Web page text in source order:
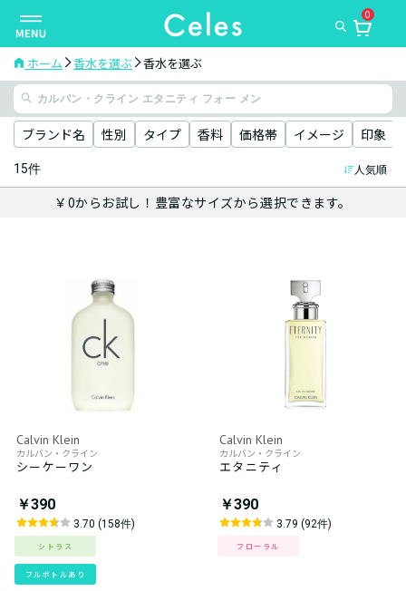
ナ
ビ
ゲ
ー
シ
ョ
ン
を
0
ホーム 香水を選ぶ 香水を選ぶ
ブランド名 性別 タイプ 香料 価格帯 イメージ 印象
15件 人気順
￥0からお試し！豊富なサイズから選択できます。
Calvin Klein
カルバン・クライン
シーケーワン
￥390
3.70 (158件)
シトラス
フルボトルあり
Calvin Klein
カルバン・クライン
エタニティ
￥390
3.79 (92件)
フローラル